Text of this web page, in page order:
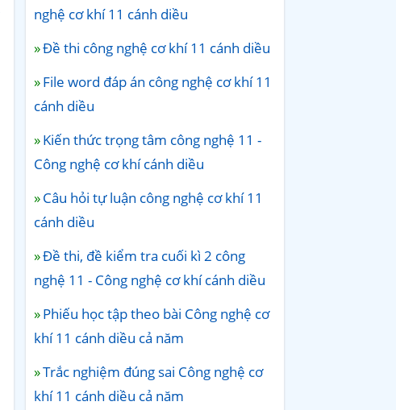
nghệ cơ khí 11 cánh diều
Đề thi công nghệ cơ khí 11 cánh diều
File word đáp án công nghệ cơ khí 11
cánh diều
Kiến thức trọng tâm công nghệ 11 -
Công nghệ cơ khí cánh diều
Câu hỏi tự luận công nghệ cơ khí 11
cánh diều
Đề thi, đề kiểm tra cuối kì 2 công
nghệ 11 - Công nghệ cơ khí cánh diều
Phiếu học tập theo bài Công nghệ cơ
khí 11 cánh diều cả năm
Trắc nghiệm đúng sai Công nghệ cơ
khí 11 cánh diều cả năm